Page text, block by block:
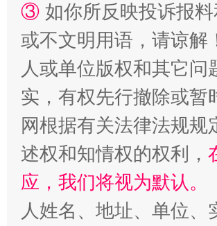
国家大学科技园优化重塑工作
扯下公款旅游的“隐身衣”
③ 如你所反映投诉报
或不文明用语，请谅解
人或单位版权和其它问
实，有权先行撤除或暂
网根据有关法律法规
述权和知情权的权利，
应，我们将视为默认
人姓名、地址、单位